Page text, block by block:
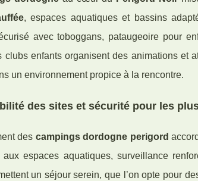
, espaces aquatiques et bassins
avec toboggans, pataugeoire pour
clubs enfants organisent des animations et
un environnement propice à la rencontre.
des sites et sécurité pour les
des campings dordogne perigord
espaces aquatiques, surveillance
un séjour serein, que l’on opte pour